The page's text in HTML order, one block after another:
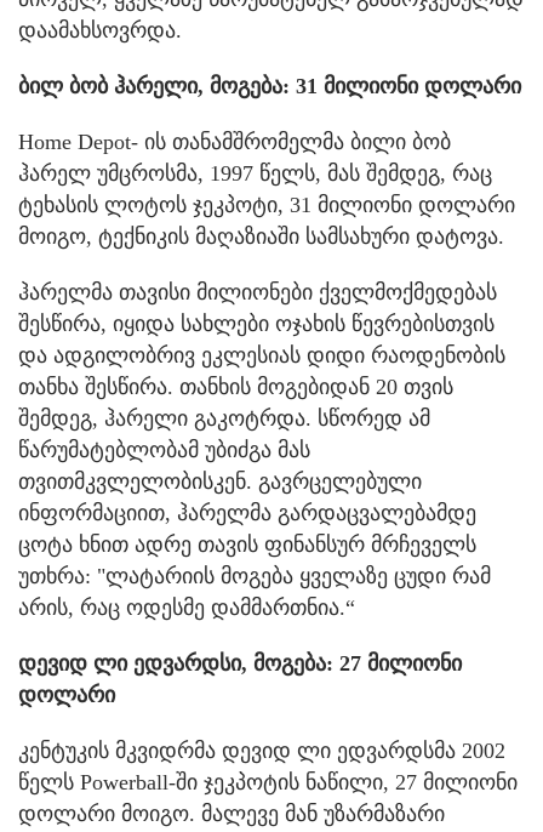
დაამახსოვრდა.
ბილ ბობ ჰარელი, მოგება: 31 მილიონი დოლარი
Home Depot- ის თანამშრომელმა ბილი ბობ
ჰარელ უმცროსმა, 1997 წელს, მას შემდეგ, რაც
ტეხასის ლოტოს ჯეკპოტი, 31 მილიონი დოლარი
მოიგო, ტექნიკის მაღაზიაში სამსახური დატოვა.
ჰარელმა თავისი მილიონები ქველმოქმედებას
შესწირა, იყიდა სახლები ოჯახის წევრებისთვის
და ადგილობრივ ეკლესიას დიდი რაოდენობის
თანხა შესწირა. თანხის მოგებიდან 20 თვის
შემდეგ, ჰარელი გაკოტრდა. სწორედ ამ
წარუმატებლობამ უბიძგა მას
თვითმკვლელობისკენ. გავრცელებული
ინფორმაციით, ჰარელმა გარდაცვალებამდე
ცოტა ხნით ადრე თავის ფინანსურ მრჩეველს
უთხრა: "ლატარიის მოგება ყველაზე ცუდი რამ
არის, რაც ოდესმე დამმართნია.“
დევიდ ლი ედვარდსი, მოგება: 27 მილიონი
დოლარი
კენტუკის მკვიდრმა დევიდ ლი ედვარდსმა 2002
წელს Powerball-ში ჯეკპოტის ნაწილი, 27 მილიონი
დოლარი მოიგო. მალევე მან უზარმაზარი